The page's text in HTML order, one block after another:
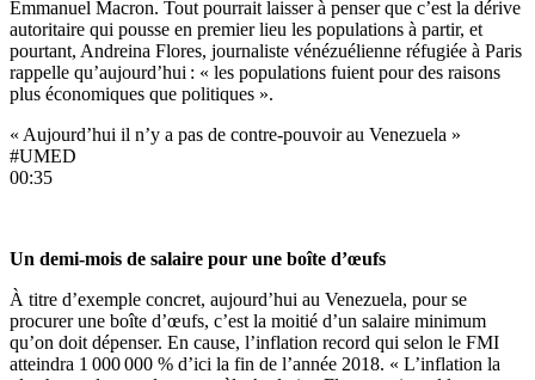
Emmanuel Macron. Tout pourrait laisser à penser que c’est la dérive
autoritaire qui pousse en premier lieu les populations à partir, et
pourtant, Andreina Flores, journaliste vénézuélienne réfugiée à Paris
rappelle qu’aujourd’hui : « les populations fuient pour des raisons
plus économiques que politiques ».
« Aujourd’hui il n’y a pas de contre-pouvoir au Venezuela »
#UMED
00:35
Un demi-mois de salaire pour une boîte d’œufs
À titre d’exemple concret, aujourd’hui au Venezuela, pour se
procurer une boîte d’œufs, c’est la moitié d’un salaire minimum
qu’on doit dépenser. En cause, l’inflation record qui selon le FMI
atteindra 1 000 000 % d’ici la fin de l’année 2018. « L’inflation la